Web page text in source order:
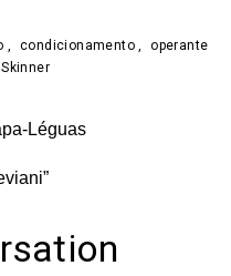
, condicionamento,
operante
Skinner
Léguas